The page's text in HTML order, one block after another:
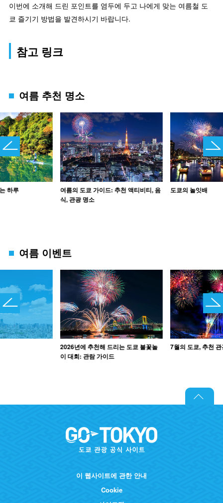
이번에 소개해 드린 포인트를 염두에 두고 나에게 맞는 여름철 도
쿄 즐기기 방법을 발견하시기 바랍니다.
참고 링크
여름 추천 명소
하루
여름의 도쿄 가이드: 추천 액티비티, 음
식, 관광 명소
도쿄의 놀잇배
여름 이벤트
2026년에 추천해 드리는 도쿄 불꽃놀
이 대회: 관람 가이드
7월의 도쿄, 추천
이 웹사이트에 관한 안내
Cookie